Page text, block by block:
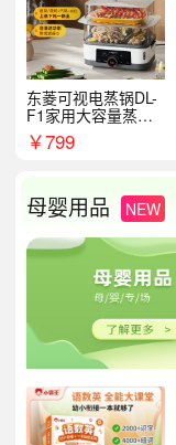
东菱可视电蒸锅DL-
F1家用大容量蒸炖
锅
￥799
母婴用品 NEW